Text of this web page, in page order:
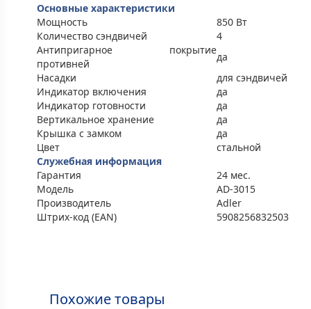
Основные характеристики
Мощность
850 Вт
Количество сэндвичей
4
Антипригарное покрытие
противней
да
Насадки
для сэндвичей
Индикатор включения
да
Индикатор готовности
да
Вертикальное хранение
да
Крышка с замком
да
Цвет
стальной
Служебная информация
Гарантия
24 мес.
Модель
AD-3015
Производитель
Adler
Штрих-код (EAN)
5908256832503
Похожие товары